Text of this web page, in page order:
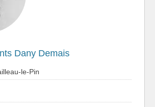
Dany Demais
le-Pin